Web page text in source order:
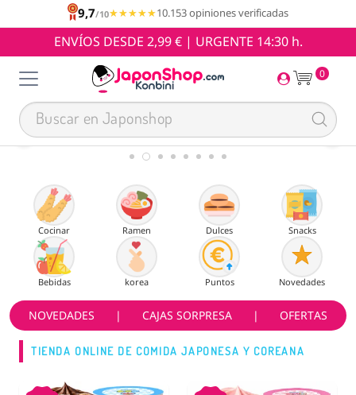
9,7/10★★★★★
★★★★★10.153 opiniones verificadas
ENVÍOS DESDE 2,99 € | URGENTE 14:30 h.
0
Cocinar Ramen Dulces Snacks
Bebidas korea Puntos Novedades
NOVEDADES | CAJAS SORPRESA | OFERTAS
TIENDA ONLINE DE COMIDA JAPONESA Y COREANA